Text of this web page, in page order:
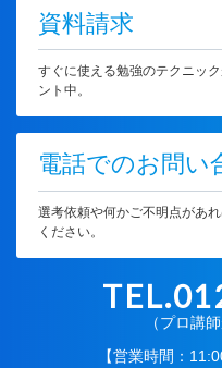
資料請求
すぐに使える勉強のテクニッ
ント中。
電話でのお問い
選考依頼や何かご不明点があ
ください。
（プロ講
【営業時間：